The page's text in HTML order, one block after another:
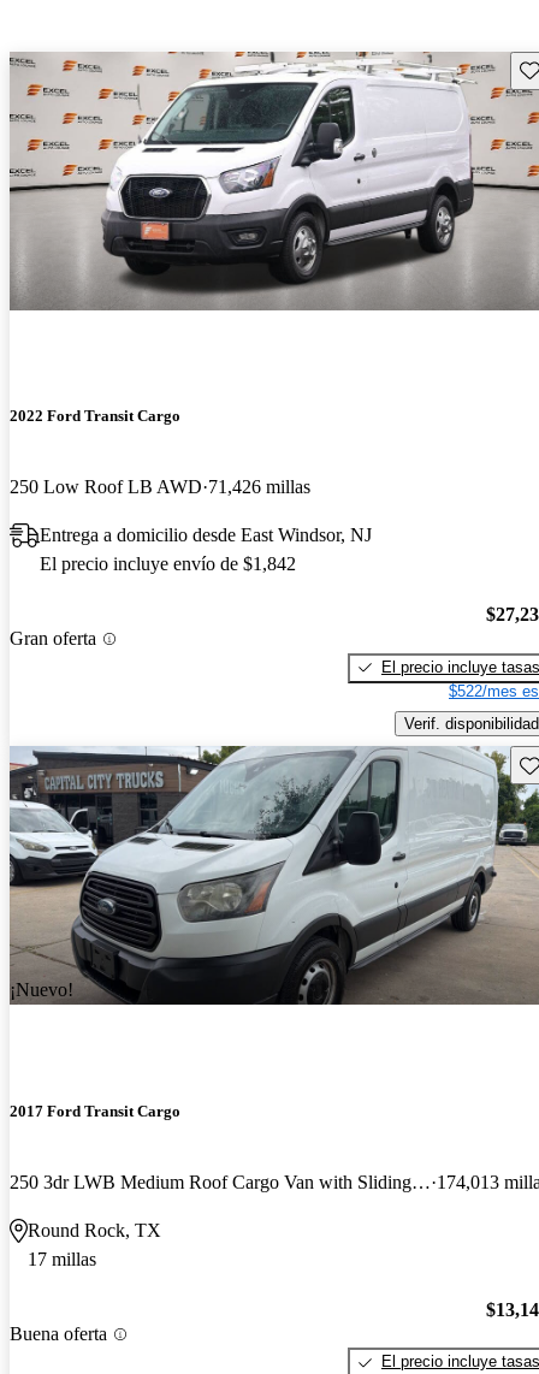
2022 Ford Transit Cargo
250 Low Roof LB AWD 71,426 millas
Entrega a domicilio desde East Windsor, NJ
El precio incluye envío de $1,842
Gran oferta
El precio incluye tasas
$522/mes
Verif. disponibilidad
¡Nuevo!
2017 Ford Transit Cargo
250 3dr LWB Medium Roof Cargo Van with Sliding Passenger Side Door 174,013
Round Rock, TX
17 millas
Buena oferta
El precio incluye tasas